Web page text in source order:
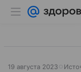
19 августа 2023